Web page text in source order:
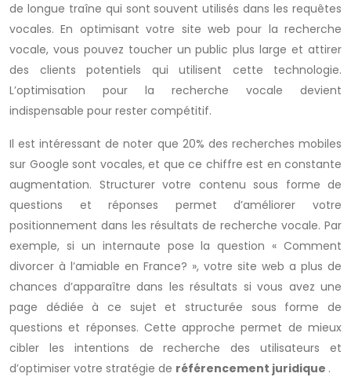
de longue traîne qui sont souvent utilisés dans les requêtes
vocales. En optimisant votre site web pour la recherche
vocale, vous pouvez toucher un public plus large et attirer
des clients potentiels qui utilisent cette technologie.
L’optimisation pour la recherche vocale devient
indispensable pour rester compétitif.
Il est intéressant de noter que 20% des recherches mobiles
sur Google sont vocales, et que ce chiffre est en constante
augmentation. Structurer votre contenu sous forme de
questions et réponses permet d’améliorer votre
positionnement dans les résultats de recherche vocale. Par
exemple, si un internaute pose la question « Comment
divorcer à l’amiable en France? », votre site web a plus de
chances d’apparaître dans les résultats si vous avez une
page dédiée à ce sujet et structurée sous forme de
questions et réponses. Cette approche permet de mieux
cibler les intentions de recherche des utilisateurs et
d’optimiser votre stratégie de référencement juridique .